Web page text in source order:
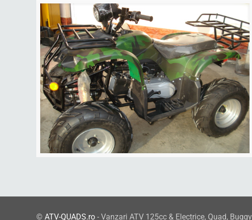
© ATV-QUADS.ro - Vanzari ATV 125cc & Electrice, Quad,